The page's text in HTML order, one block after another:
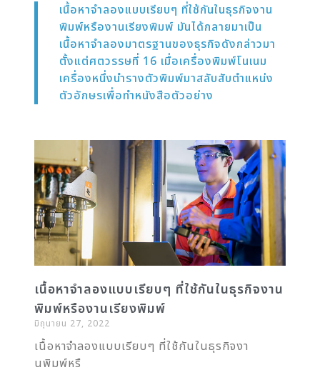
เนื้อหาจำลองแบบเรียบๆ ที่ใช้กันในธุรกิจงาน
พิมพ์หรืองานเรียงพิมพ์ มันได้กลายมาเป็น
เนื้อหาจำลองมาตรฐานของธุรกิจดังกล่าวมา
ตั้งแต่ศตวรรษที่ 16 เมื่อเครื่องพิมพ์โนเนม
เครื่องหนึ่งนำรางตัวพิมพ์มาสลับสับตำแหน่ง
ตัวอักษรเพื่อทำหนังสือตัวอย่าง
เนื้อหาจำลองแบบเรียบๆ ที่ใช้กันในธุรกิจงาน
พิมพ์หรืองานเรียงพิมพ์
มิถุนายน 27, 2022
เนื้อหาจำลองแบบเรียบๆ ที่ใช้กันในธุรกิจงา
นพิมพ์หรื